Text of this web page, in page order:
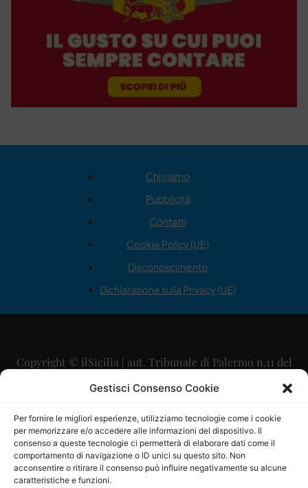
Gestisci Consenso Cookie
Per fornire le migliori esperienze, utilizziamo tecnologie come i cookie
per memorizzare e/o accedere alle informazioni del dispositivo. Il
consenso a queste tecnologie ci permetterà di elaborare dati come il
comportamento di navigazione o ID unici su questo sito. Non
acconsentire o ritirare il consenso può influire negativamente su alcune
caratteristiche e funzioni.
Chi siamo
Pubblicità
Contatti
Cookie Policy (UE)
Disconoscimento
Dichiarazione sulla Privacy (UE)
Copyright © ilSicilia | aut. Tribunale di Palermo n.11 del
29/09/2015
Direttore Editoriale: Maurizio Scaglione
Direttore Responsabile: Maria Calabrese